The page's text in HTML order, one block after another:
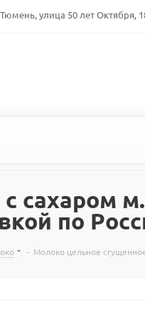
Тюмень, улица 50 лет Октября,
сахаром
по
- Молоко цельное